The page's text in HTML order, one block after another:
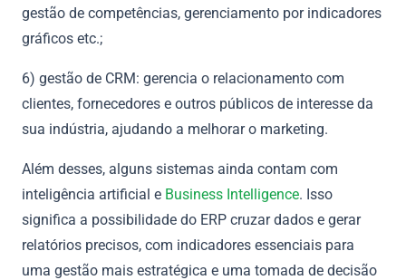
gestão de competências, gerenciamento por indicadores
gráficos etc.;
6) gestão de CRM: gerencia o relacionamento com
clientes, fornecedores e outros públicos de interesse da
sua indústria, ajudando a melhorar o marketing.
Além desses, alguns sistemas ainda contam com
inteligência artificial e Business Intelligence. Isso
significa a possibilidade do ERP cruzar dados e gerar
relatórios precisos, com indicadores essenciais para
uma gestão mais estratégica e uma tomada de decisão